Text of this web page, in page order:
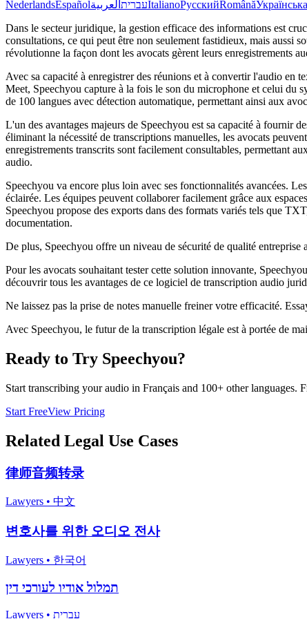
NederlandsEspañol עברית العربية ItalianoРусскийRomânăУкраїнська
Dans le secteur juridique, la gestion efficace des informations est
consultations, ce qui peut être non seulement fastidieux, mais aussi
révolutionne la façon dont les avocats gèrent leurs enregistrements
Avec sa capacité à enregistrer des réunions et à convertir l'audio en
Meet, Speechyou capture à la fois le son du microphone et celui du
de 100 langues avec détection automatique, permettant ainsi aux
L'un des avantages majeurs de Speechyou est sa capacité à fournir
éliminant la nécessité de transcriptions manuelles, les avocats
enregistrements transcrits sont facilement consultables, permettant
audio.
Speechyou va encore plus loin avec ses fonctionnalités avancées.
éclairée. Les équipes peuvent collaborer facilement grâce aux
Speechyou propose des exports dans des formats variés tels que
documentation.
De plus, Speechyou offre un niveau de sécurité de qualité
Pour les avocats souhaitant tester cette solution innovante,
découvrir tous les avantages de ce logiciel de transcription audio
Ne laissez pas la prise de notes manuelle freiner votre efficacité.
Avec Speechyou, le futur de la transcription légale est à portée de
Ready to Try Speechyou?
Start transcribing your audio in Français and 100+ other languages.
Start FreeView Pricing
Related Legal Use Cases
律师音频转录
Lawyers • 中文
변호사를 위한 오디오 전사
Lawyers • 한국어
תמלול אודיו לעורכי דין
Lawyers • עברית